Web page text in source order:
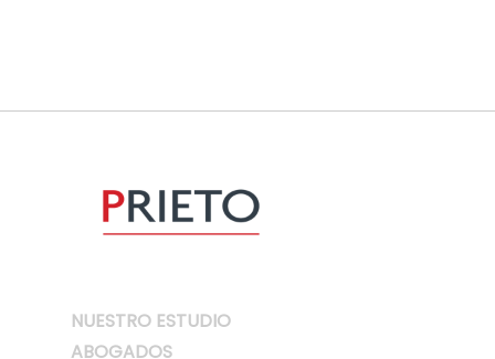
NUESTRO ESTUDIO
ABOGADOS